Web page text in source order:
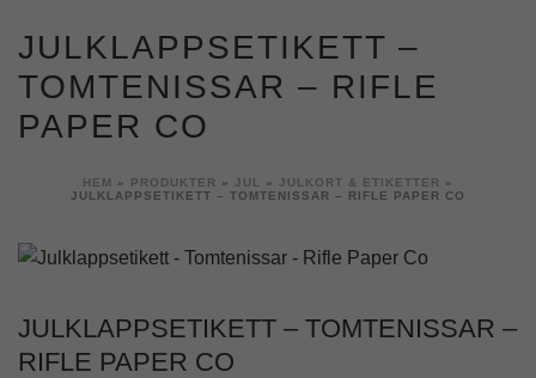
JULKLAPPSETIKETT –
TOMTENISSAR – RIFLE
PAPER CO
HEM » PRODUKTER » JUL » JULKORT & ETIKETTER
»
JULKLAPPSETIKETT – TOMTENISSAR – RIFLE PAPER CO
JULKLAPPSETIKETT – TOMTENISSAR –
RIFLE PAPER CO